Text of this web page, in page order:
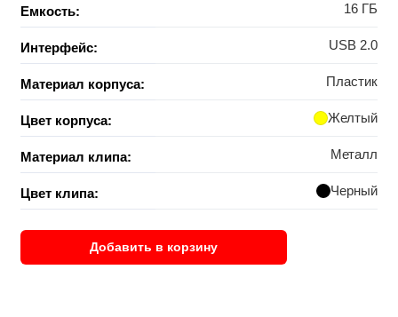
Емкость: 16 ГБ
Интерфейс: USB 2.0
Материал корпуса: Пластик
Цвет корпуса: Желтый
Материал клипа: Металл
Цвет клипа: Черный
Добавить в корзину